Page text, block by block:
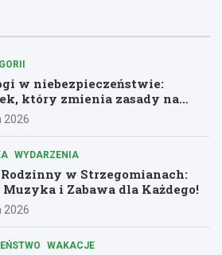
w niebezpieczeństwie:
który zmienia zasady na
2026
WYDARZENIA
w Strzegomianach:
Muzyka i Zabawa dla Każdego!
2026
WAKACJE